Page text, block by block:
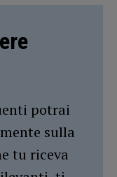
potrai
sulla
tu riceva